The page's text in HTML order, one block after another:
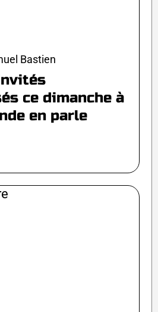
Bastien
ce dimanche à
en parle